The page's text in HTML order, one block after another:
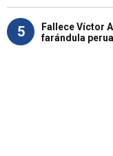
5
Fallece Víctor
farándula